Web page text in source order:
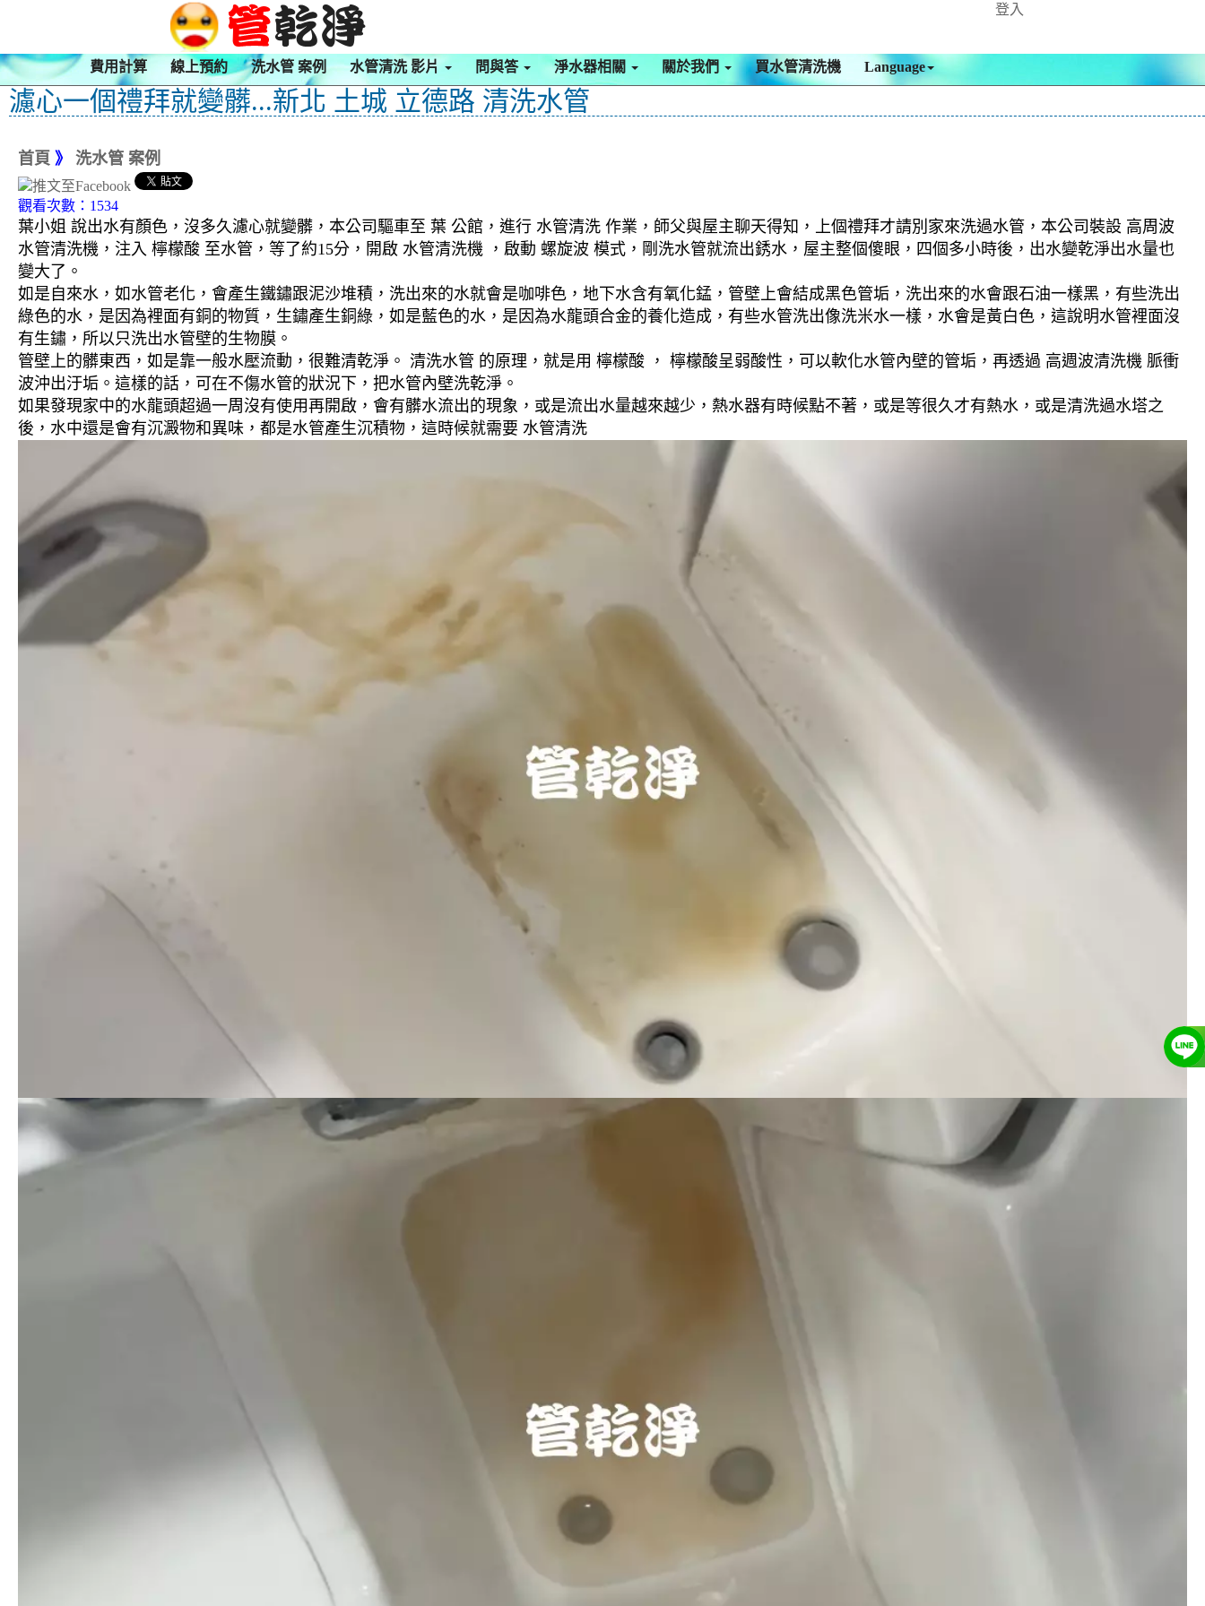
登入
費用計算 線上預約 洗水管 案例 水管清洗 影片 問與答 淨水器相關 關於我們 買水管清洗機 Language
濾心一個禮拜就變髒...新北 土城 立德路 清洗水管
首頁 》 洗水管 案例
觀看次數：1534
葉小姐 說出水有顏色，沒多久濾心就變髒，本公司驅車至 葉 公館，進行 水管清洗 作業，師父與屋主聊天得知，上個禮拜才請別家來洗過水管，本公司裝設 高周波
水管清洗機，注入 檸檬酸 至水管，等了約15分，開啟 水管清洗機 ，啟動 螺旋波 模式，剛洗水管就流出銹水，屋主整個傻眼，四個多小時後，出水變乾淨出水量也
變大了。
如是自來水，如水管老化，會產生鐵鏽跟泥沙堆積，洗出來的水就會是咖啡色，地下水含有氧化錳，管壁上會結成黑色管垢，洗出來的水會跟石油一樣黑，有些洗出
綠色的水，是因為裡面有銅的物質，生鏽產生銅綠，如是藍色的水，是因為水龍頭合金的養化造成，有些水管洗出像洗米水一樣，水會是黃白色，這說明水管裡面沒
有生鏽，所以只洗出水管壁的生物膜。
管壁上的髒東西，如是靠一般水壓流動，很難清乾淨。 清洗水管 的原理，就是用 檸檬酸 ， 檸檬酸呈弱酸性，可以軟化水管內壁的管垢，再透過 高週波清洗機 脈衝
波沖出汙垢。這樣的話，可在不傷水管的狀況下，把水管內壁洗乾淨。
如果發現家中的水龍頭超過一周沒有使用再開啟，會有髒水流出的現象，或是流出水量越來越少，熱水器有時候點不著，或是等很久才有熱水，或是清洗過水塔之
後，水中還是會有沉澱物和異味，都是水管產生沉積物，這時候就需要 水管清洗